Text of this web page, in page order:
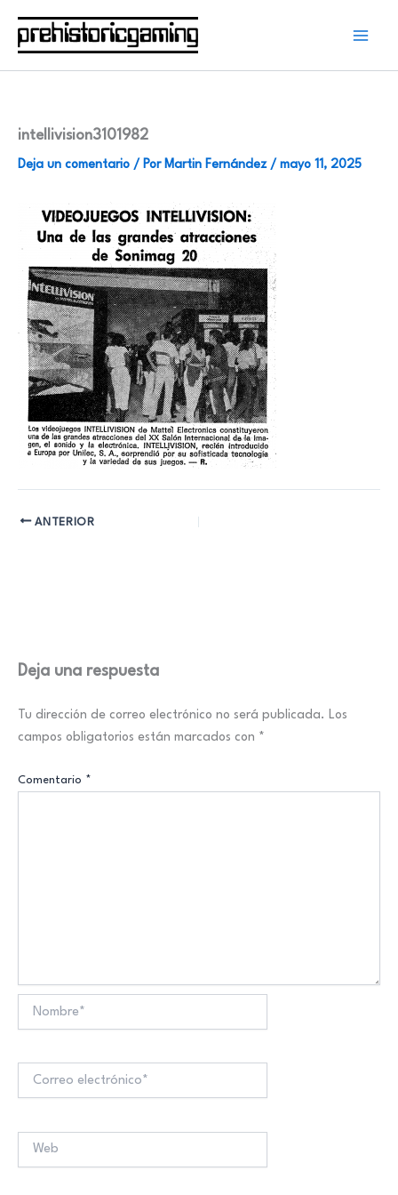
contenido
intellivision3101982
Deja un comentario / Por Martin Fernández / mayo 11, 2025
ANTERIOR
Deja una respuesta
Tu dirección de correo electrónico no será publicada. Los
campos obligatorios están marcados con *
Comentario *